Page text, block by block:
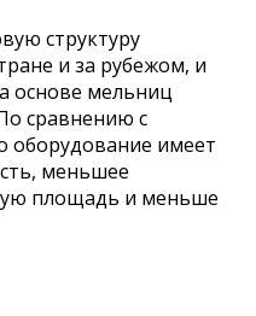
структуру
и за рубежом, и
основе мельниц
сравнению с
имеет
меньшее
площадь и меньше